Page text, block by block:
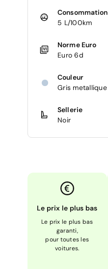
Consommation
5 L/100km
Norme Euro
Euro 6d
Couleur
Gris metallique
Sellerie
Noir
Le prix le plus bas
Le prix le plus bas
garanti,
pour toutes les
voitures.